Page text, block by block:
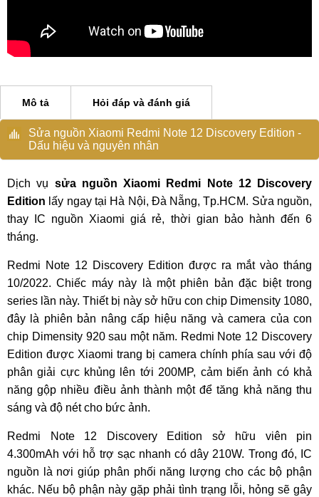
Mô tả Hỏi đáp và đánh giá
Sửa nguồn Xiaomi Redmi Note 12 Discovery Edition -
Dấu hiệu và nguyên nhân
Dịch vụ sửa nguồn Xiaomi Redmi Note 12 Discovery
Edition lấy ngay tại Hà Nội, Đà Nẵng, Tp.HCM. Sửa nguồn,
thay IC nguồn Xiaomi giá rẻ, thời gian bảo hành đến 6
tháng.
Redmi Note 12 Discovery Edition được ra mắt vào tháng
10/2022. Chiếc máy này là một phiên bản đặc biệt trong
series lần này. Thiết bị này sở hữu con chip Dimensity 1080,
đây là phiên bản nâng cấp hiệu năng và camera của con
chip Dimensity 920 sau một năm. Redmi Note 12 Discovery
Edition được Xiaomi trang bị camera chính phía sau với độ
phân giải cực khủng lên tới 200MP, cảm biến ảnh có khả
năng gộp nhiều điều ảnh thành một để tăng khả năng thu
sáng và độ nét cho bức ảnh.
Redmi Note 12 Discovery Edition sở hữu viên pin
4.300mAh với hỗ trợ sạc nhanh có dây 210W. Trong đó, IC
nguồn là nơi giúp phân phối năng lượng cho các bộ phận
khác. Nếu bộ phận này gặp phải tình trạng lỗi, hỏng sẽ gây